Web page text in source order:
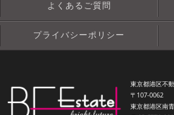
よくあるご質問
プライバシーポリシー
東京都港区不
〒107-0062
東京都港区南